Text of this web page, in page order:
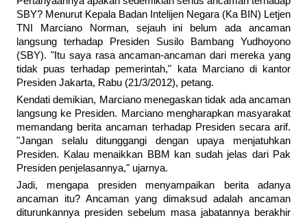
SBY? Menurut Kepala Badan Intelijen Negara (Ka BIN) Letjen
TNI Marciano Norman, sejauh ini belum ada ancaman
langsung terhadap Presiden Susilo Bambang Yudhoyono
(SBY). "Itu saya rasa ancaman-ancaman dari mereka yang
tidak puas terhadap pemerintah," kata Marciano di kantor
Presiden Jakarta, Rabu (21/3/2012), petang.
Kendati demikian, Marciano menegaskan tidak ada ancaman
langsung ke Presiden. Marciano mengharapkan masyarakat
memandang berita ancaman terhadap Presiden secara arif.
"Jangan selalu ditunggangi dengan upaya menjatuhkan
Presiden. Kalau menaikkan BBM kan sudah jelas dari Pak
Presiden penjelasannya," ujarnya.
Jadi, mengapa presiden menyampaikan berita adanya
ancaman itu? Ancaman yang dimaksud adalah ancaman
diturunkannya presiden sebelum masa jabatannya berakhir